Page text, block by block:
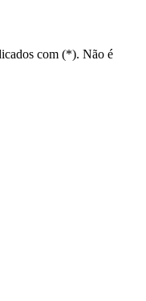
com (*). Não é